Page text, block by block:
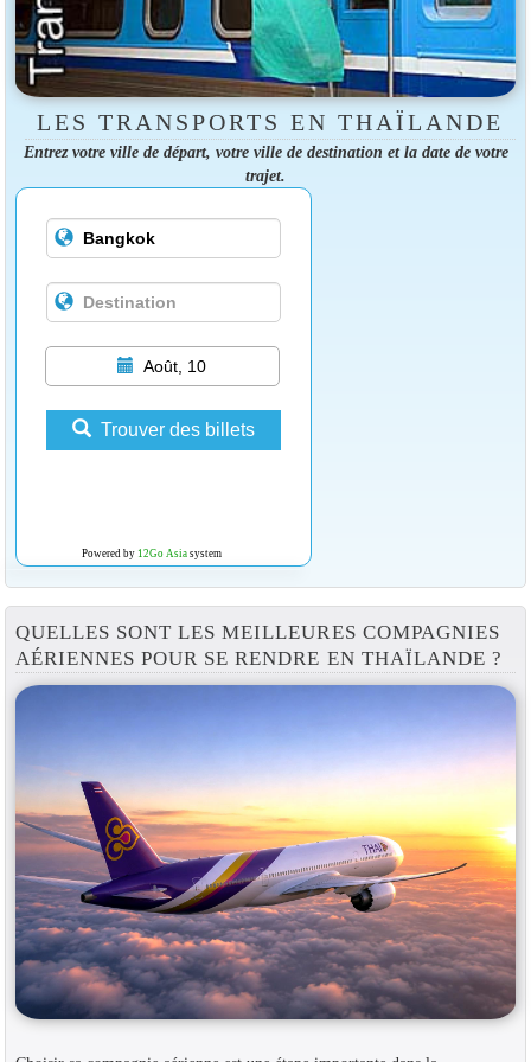
LES TRANSPORTS EN THAÏLANDE
Entrez votre ville de départ, votre ville de destination et la date de votre
trajet.
Août, 10
Trouver des billets
Powered by 12Go Asiasystem
QUELLES SONT LES MEILLEURES COMPAGNIES
AÉRIENNES POUR SE RENDRE EN THAÏLANDE ?